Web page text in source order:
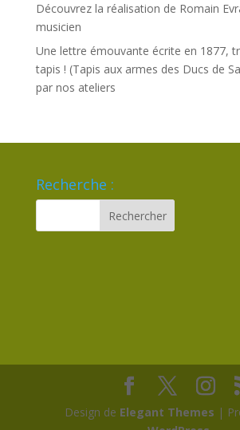
Découvrez la réalisation de Romain
musicien
Une lettre émouvante écrite en 1877,
tapis ! (Tapis aux armes des Ducs de
par nos ateliers
Recherche :
Design de Elegant Themes |